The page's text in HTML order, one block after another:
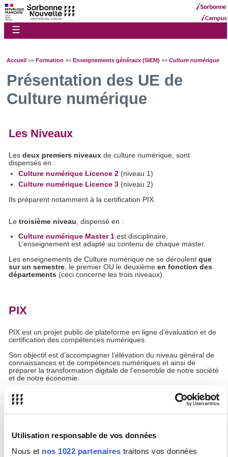
Utilisation responsable de vos données
Nous et nos 1022 partenaires traitons vos données
☰
Accueil >> Formation >> Enseignements généraux (SIEM) >> Culture numérique
Présentation des UE de
Culture numérique
Les Niveaux
Lesdeux premiers niveaux de culture numérique, sont
dispensés en :
Culture numérique Licence 2 (niveau 1)
Culture numérique Licence 3 (niveau 2)
Ils préparent notamment à la certification PIX.
Letroisième niveau, dispensé en :
Culture numérique Master 1 est disciplinaire.
L’enseignement est adapté au contenu de chaque master.
Les enseignements de Culture numérique ne se déroulentque
sur un semestre , le premier OU le deuxièmeen fonction des
départements (ceci concerne les trois niveaux).
PIX
PIX est un projet public de plateforme en ligne d’évaluation et de
certification des compétences numériques.
Son objectif est d’accompagner l’élévation du niveau général de
connaissances et de compétences numériques et ainsi de
préparer la transformation digitale de l’ensemble de notre société
et de notre économie.
PIX permettra d’obtenir un profil de compétences associé à un
score global sur 1024 pix.
En conformité avec le cadre de référence européen DIGCOMP,
grands domaines :
Communication et collaboration